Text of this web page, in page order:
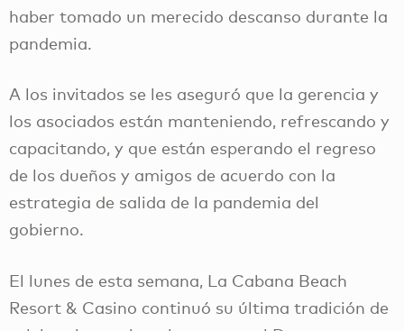
haber tomado un merecido descanso durante la
pandemia.
A los invitados se les aseguró que la gerencia y
los asociados están manteniendo, refrescando y
capacitando, y que están esperando el regreso
de los dueños y amigos de acuerdo con la
estrategia de salida de la pandemia del
gobierno.
El lunes de esta semana, La Cabana Beach
Resort & Casino continuó su última tradición de